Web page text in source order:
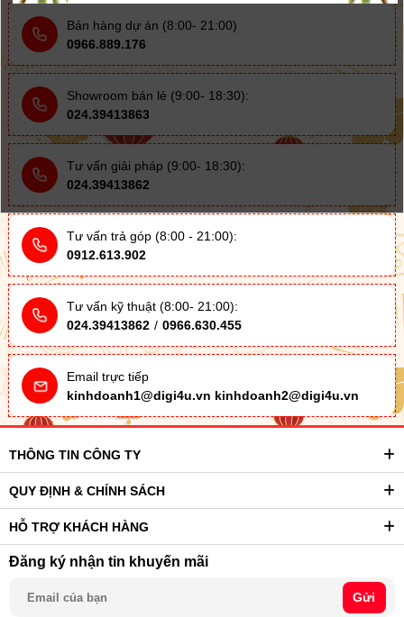
Bán hàng dự án (8:00- 21:00)
0966.889.176
Showroom bán lẻ (9:00- 18:30):
024.39413863
Tư vấn giải pháp (9:00- 18:30):
024.39413862
Tư vấn trả góp (8:00 - 21:00):
0912.613.902
Tư vấn kỹ thuật (8:00- 21:00):
024.39413862 / 0966.630.455
Email trực tiếp
kinhdoanh1@digi4u.vn kinhdoanh2@digi4u.vn
THÔNG TIN CÔNG TY
QUY ĐỊNH & CHÍNH SÁCH
HỖ TRỢ KHÁCH HÀNG
Đăng ký nhận tin khuyến mãi
Gửi